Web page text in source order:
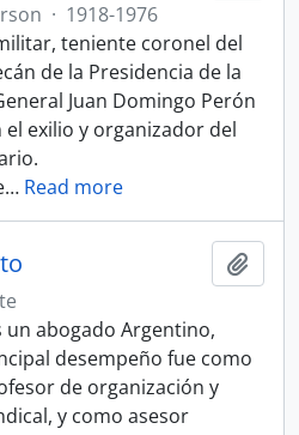
· 1918-1976
teniente coronel del
de la Presidencia de la
Juan Domingo Perón
exilio y organizador del
… Read more
un abogado Argentino,
desempeño fue como
de organización y
y como asesor